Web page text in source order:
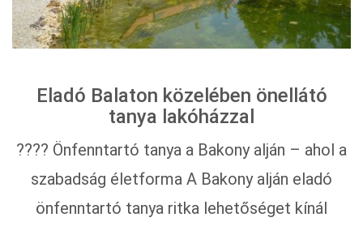
Eladó Balaton közelében önellátó
tanya lakóházzal
???? Önfenntartó tanya a Bakony alján – ahol a
szabadság életforma A Bakony alján eladó
önfenntartó tanya ritka lehetőséget kínál